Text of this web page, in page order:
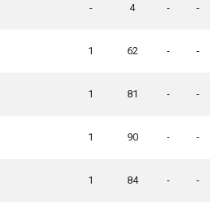
- 4 - -
1 62 - -
1 81 - -
1 90 - -
1 84 - -